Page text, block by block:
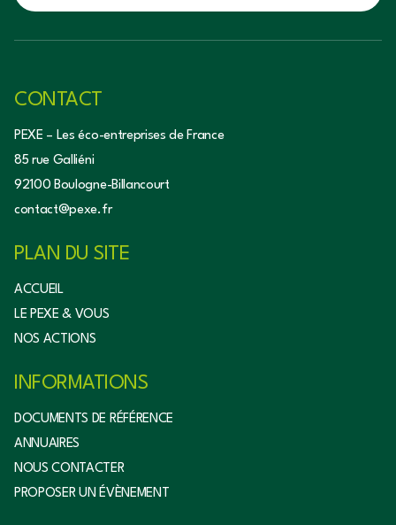
CONTACT
PEXE – Les éco-entreprises de France
85 rue Galliéni
92100 Boulogne-Billancourt
contact@pexe.fr
PLAN DU SITE
ACCUEIL
LE PEXE & VOUS
NOS ACTIONS
INFORMATIONS
DOCUMENTS DE RÉFÉRENCE
ANNUAIRES
NOUS CONTACTER
PROPOSER UN ÉVÈNEMENT